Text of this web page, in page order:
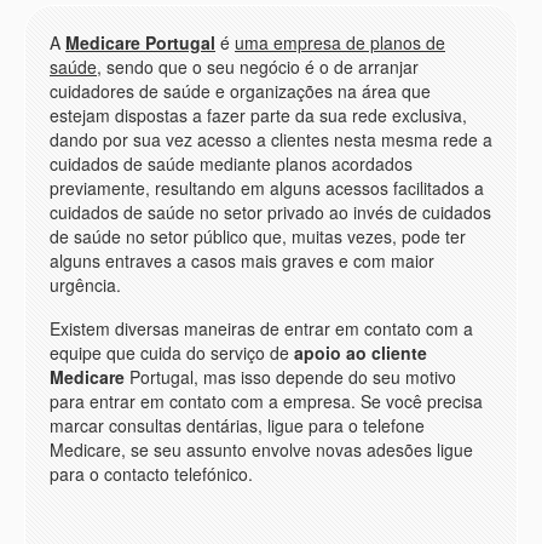
A Medicare Portugal é uma empresa de planos de
saúde, sendo que o seu negócio é o de arranjar
cuidadores de saúde e organizações na área que
estejam dispostas a fazer parte da sua rede exclusiva,
dando por sua vez acesso a clientes nesta mesma rede a
cuidados de saúde mediante planos acordados
previamente, resultando em alguns acessos facilitados a
cuidados de saúde no setor privado ao invés de cuidados
de saúde no setor público que, muitas vezes, pode ter
alguns entraves a casos mais graves e com maior
urgência.
Existem diversas maneiras de entrar em contato com a
equipe que cuida do serviço de apoio ao cliente
Medicare Portugal, mas isso depende do seu motivo
para entrar em contato com a empresa. Se você precisa
marcar consultas dentárias, ligue para o telefone
Medicare, se seu assunto envolve novas adesões ligue
para o contacto telefónico.